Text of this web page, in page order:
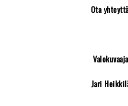
Ota
Valokuvaaja
Jari